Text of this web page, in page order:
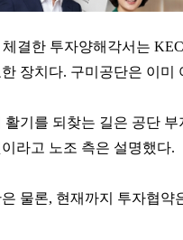
결한 투자양해각서는
장치다. 구미공단은 이
활기를 되찾는 길은 공단
라고 노조 측은 설명했다.
물론, 현재까지 투자협약